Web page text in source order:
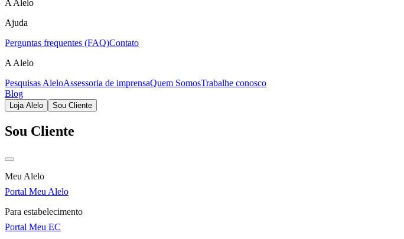
A Alelo
Ajuda
Perguntas frequentes (FAQ)Contato
A Alelo
Pesquisas AleloAssessoria de imprensaQuem SomosTrabalhe conosco
Blog
Loja Alelo Sou Cliente
Sou Cliente
Meu Alelo
Portal Meu Alelo
Para estabelecimento
Portal Meu EC